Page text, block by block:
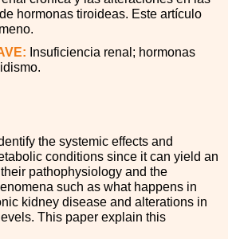
hormonas tiroideas. Este artículo
Insuficiencia renal; hormonas
the systemic effects and
conditions since it can yield an
pathophysiology and the
such as what happens in
kidney disease and alterations in
This paper explain this